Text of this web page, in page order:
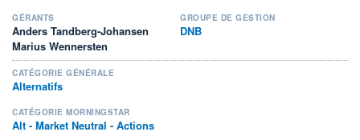
GÉRANTS
Anders Tandberg-Johansen
Marius Wennersten
GROUPE DE GESTION
DNB
CATÉGORIE GÉNÉRALE
Alternatifs
CATÉGORIE MORNINGSTAR
Alt - Market Neutral - Actions